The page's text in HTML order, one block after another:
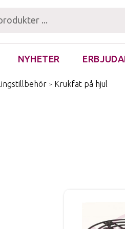
NYHETER
/ Krukfat på hjul